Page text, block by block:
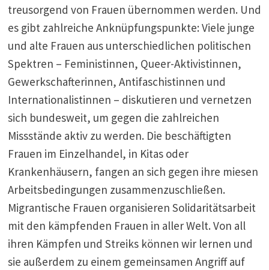
treusorgend von Frauen übernommen werden. Und
es gibt zahlreiche Anknüpfungspunkte: Viele junge
und alte Frauen aus unterschiedlichen politischen
Spektren – Feministinnen, Queer-Aktivistinnen,
Gewerkschafterinnen, Antifaschistinnen und
Internationalistinnen – diskutieren und vernetzen
sich bundesweit, um gegen die zahlreichen
Missstände aktiv zu werden. Die beschäftigten
Frauen im Einzelhandel, in Kitas oder
Krankenhäusern, fangen an sich gegen ihre miesen
Arbeitsbedingungen zusammenzuschließen.
Migrantische Frauen organisieren Solidaritätsarbeit
mit den kämpfenden Frauen in aller Welt. Von all
ihren Kämpfen und Streiks können wir lernen und
sie außerdem zu einem gemeinsamen Angriff auf